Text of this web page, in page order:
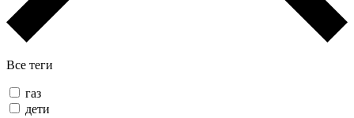
Все теги
газ
дети